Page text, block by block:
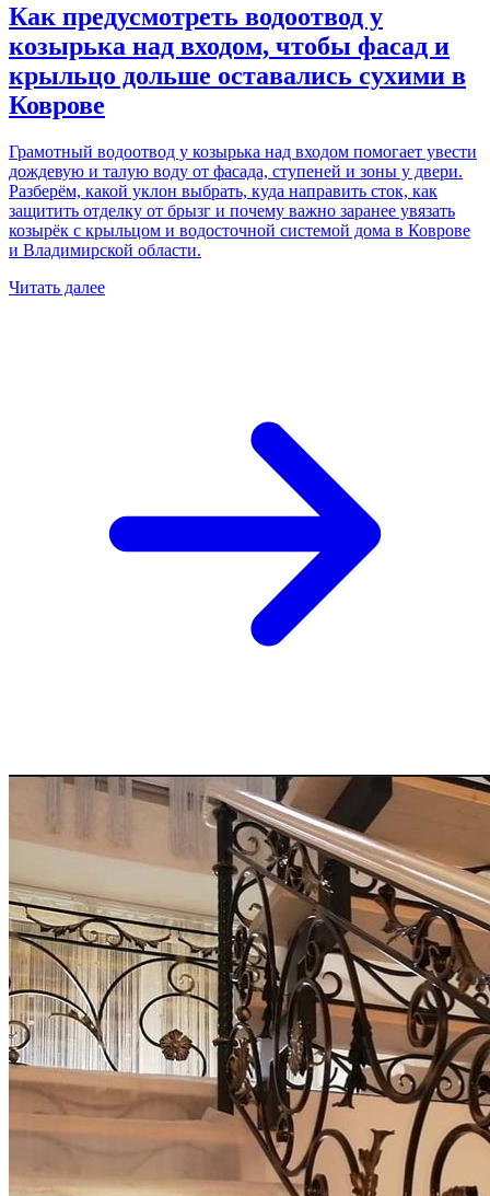
Как предусмотреть водоотвод у
козырька над входом, чтобы фасад и
крыльцо дольше оставались сухими в
Коврове
Грамотный водоотвод у козырька над входом помогает увести
дождевую и талую воду от фасада, ступеней и зоны у двери.
Разберём, какой уклон выбрать, куда направить сток, как
защитить отделку от брызг и почему важно заранее увязать
козырёк с крыльцом и водосточной системой дома в Коврове
и Владимирской области.
Читать далее